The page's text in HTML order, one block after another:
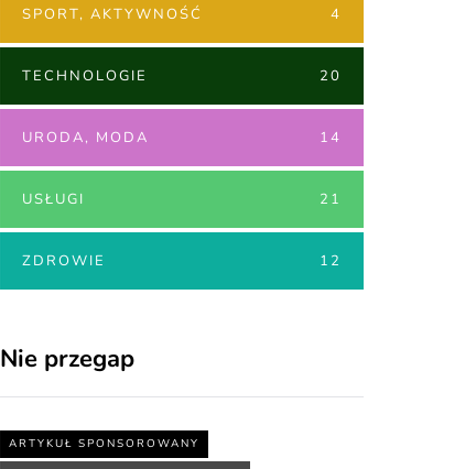
SPORT, AKTYWNOŚĆ 4
TECHNOLOGIE 20
URODA, MODA 14
USŁUGI 21
ZDROWIE 12
Nie przegap
ARTYKUŁ SPONSOROWANY